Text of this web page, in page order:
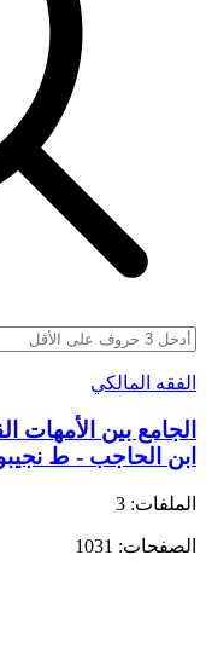
الفقه المالكي
الجامع بين
ابن الحاجب - ط نجيبويه
الملفات: 3
الصفحات: 1031